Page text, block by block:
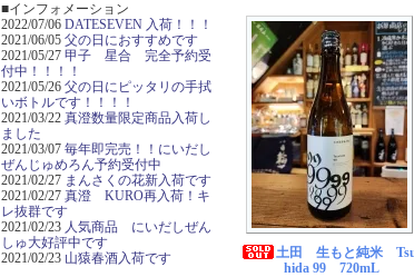
■インフォメーション
2022/07/06 DATESEVEN 入荷！！！
2021/06/05 父の日におすすめです
2021/05/27 甲子 星合 完全予約受
付中！！！！
2021/05/26 父の日にピッタリの手拭
いボトルです！！！！
2021/03/22 真澄数量限定商品入荷し
ました
2021/03/07 毎年即完売！！にいだし
ぜんじゅめろん予約受付中
2021/02/27 まんさくの花新入荷です
2021/02/27 真澄 KURO再入荷！キ
レ抜群です
2021/02/23 人気商品 にいだしぜん
しゅ大好評中です
2021/02/23 山猿春酒入荷です
土田 生もと純米
hida 99 720mL